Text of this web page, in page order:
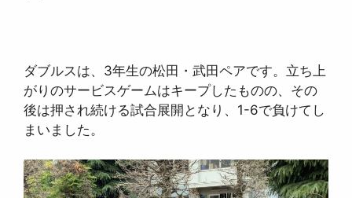
ダブルスは、3年生の松田・武田ペアです。立ち上
がりのサービスゲームはキープしたものの、その
後は押され続ける試合展開となり、1-6で負けてし
まいました。